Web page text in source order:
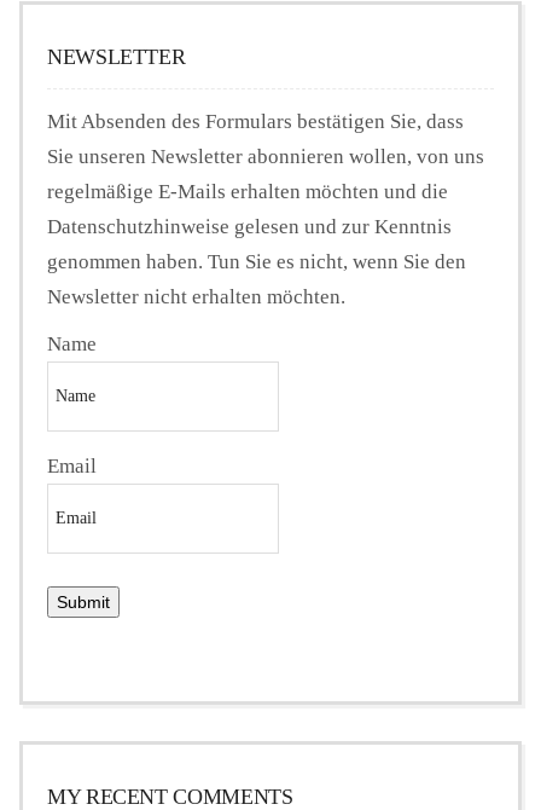
NEWSLETTER
Mit Absenden des Formulars bestätigen Sie, dass
Sie unseren Newsletter abonnieren wollen, von uns
regelmäßige E-Mails erhalten möchten und die
Datenschutzhinweise gelesen und zur Kenntnis
genommen haben. Tun Sie es nicht, wenn Sie den
Newsletter nicht erhalten möchten.
Name
Email
MY RECENT COMMENTS